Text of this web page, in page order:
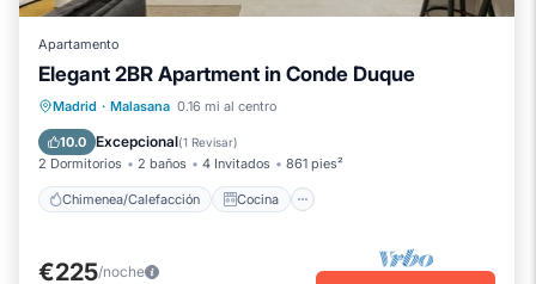
Apartamento
Elegant 2BR Apartment in Conde Duque
Madrid · Malasana 0.16 mi al centro
10.0 Excepcional(1 Revisar)
2 Dormitorios 2 baños 4 Invitados 861 pies²
Chimenea/Calefacción Cocina
Chimenea/Calefacción
Aire acondicionado
€225/noche